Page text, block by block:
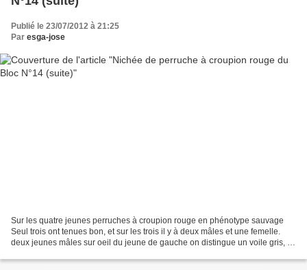
Publié le 23/07/2012 à 21:25
Par esga-jose
Sur les quatre jeunes perruches à croupion rouge en phénotype sauvage
Seul trois ont tenues bon, et sur les trois il y à deux mâles et une femelle.
deux jeunes mâles sur oeil du jeune de gauche on distingue un voile gris, il